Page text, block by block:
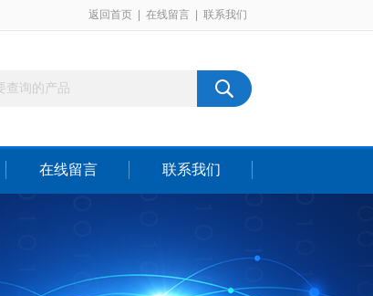
返回首页 在线留言 联系我们
在线留言 联系我们